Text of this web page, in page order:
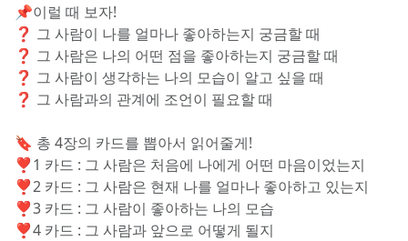
📌이럴 때 보자!
❓ 그 사람이 나를 얼마나 좋아하는지 궁금할 때
❓ 그 사람은 나의 어떤 점을 좋아하는지 궁금할 때
❓ 그 사람이 생각하는 나의 모습이 알고 싶을 때
❓ 그 사람과의 관계에 조언이 필요할 때
🔖 총 4장의 카드를 뽑아서 읽어줄게!
❣️1 카드 : 그 사람은 처음에 나에게 어떤 마음이었는지
❣️2 카드 : 그 사람은 현재 나를 얼마나 좋아하고 있는지
❣️3 카드 : 그 사람이 좋아하는 나의 모습
❣️4 카드 : 그 사람과 앞으로 어떻게 될지